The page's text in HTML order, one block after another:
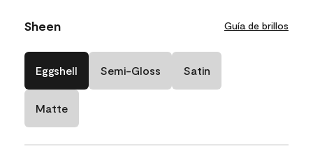
Sheen Guía de brillos
Eggshell Semi-Gloss Satin
Matte